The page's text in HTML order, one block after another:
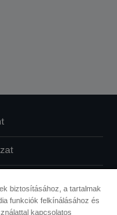
biztosításához, a tartalmak
funkciók felkínálásához és
kapcsolatos